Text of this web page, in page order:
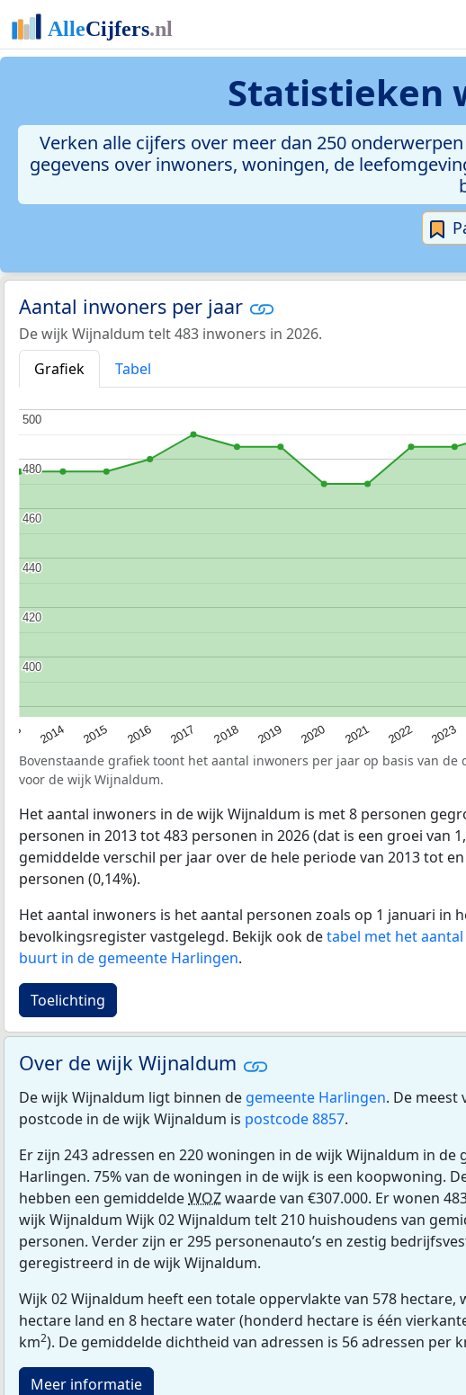
Statistieken
Verken alle cijfers over meer dan 250
gegevens over inwoners, woningen, de
Aantal inwoners per jaar
De wijk Wijnaldum telt 483 inwoners in 2026.
Grafiek
Tabel
2014 2015 2016 2017 2018 2019 2020 2021 2022 2023
400
400
420
420
440
440
460
460
480
480
500
500
Bovenstaande grafiek toont het aantal inwoners per jaar op basis van de
voor de wijk Wijnaldum.
Het aantal inwoners in de wijk Wijnaldum is met 8 personen
personen in 2013 tot 483 personen in 2026 (dat is een groei van
gemiddelde verschil per jaar over de hele periode van 2013 tot en
personen (0,14%).
Het aantal inwoners is het aantal personen zoals op 1 januari in
bevolkingsregister vastgelegd. Bekijk ook detabel met het
buurt in de gemeente Harlingen.
Toelichting
Over de wijk Wijnaldum
De wijk Wijnaldum ligt binnen de gemeente Harlingen. De meest
postcode in de wijk Wijnaldum is postcode 8857.
Er zijn 243 adressen en 220 woningen in de wijk Wijnaldum in de
Harlingen. 75% van de woningen in de wijk is een koopwoning.
hebben een gemiddeldeWOZwaarde van €307.000. Er wonen
wijk Wijnaldum Wijk 02 Wijnaldum telt 210 huishoudens van
personen. Verder zijn er 295 personenauto’s en zestig
geregistreerd in de wijk Wijnaldum.
Wijk 02 Wijnaldum heeft een totale oppervlakte van 578 hectare,
hectare land en 8 hectare water (honderd hectare is één
km2). De gemiddelde dichtheid van adressen is 56 adressen per
Meer informatie